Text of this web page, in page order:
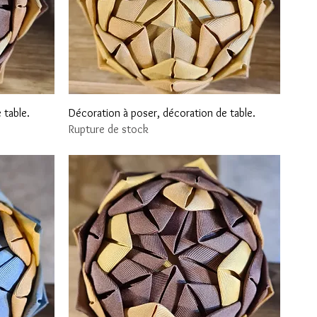
table.
Aperçu rapide
Décoration à poser, décoration de table.
Rupture de stock